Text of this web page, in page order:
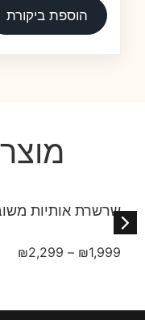
הוספת ביקורת
אותיות משובצות
₪2,299